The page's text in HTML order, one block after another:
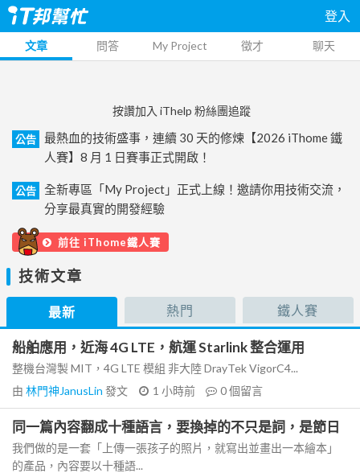
登入
文章 問答 My Project 徵才 聊天
按讚加入 iThelp 粉絲團追蹤
公告
最熱血的技術盛事，連續 30 天的修煉【2026 iThome 鐵
人賽】8 月 1 日賽事正式開啟！
公告
全新專區「My Project」正式上線！邀請你用技術交流，
分享最真實的開發經驗
前往 iThome鐵人賽
技術文章
最新 熱門 鐵人賽
船舶應用，近海 4G LTE，航運 Starlink 整合運用
整機台灣製 MIT，4G LTE 模組 非大陸 DrayTek VigorC4...
由 林門神JanusLin 發文 1 小時前 0個留言
同一篇內容翻成十種語言，要換掉的不只是詞，是節日
我們做的是一套「上傳一張孩子的照片，就寫出並畫出一本繪本」
的產品，內容要以十種語...